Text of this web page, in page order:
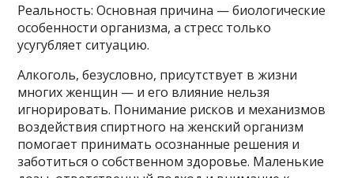
Реальность: Основная причина — биологические
особенности организма, а стресс только
усугубляет ситуацию.
Алкоголь, безусловно, присутствует в жизни
многих женщин — и его влияние нельзя
игнорировать. Понимание рисков и механизмов
воздействия спиртного на женский организм
помогает принимать осознанные решения и
заботиться о собственном здоровье. Маленькие